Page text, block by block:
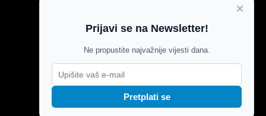
Impressum
Pravila komentiranja
Agroglas
×
Prijavi se na Newsletter!
Ne propustite najvažnije vijesti dana.
Pretplati se